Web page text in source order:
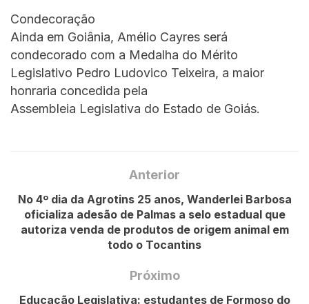
Condecoração
Ainda em Goiânia, Amélio Cayres será
condecorado com a Medalha do Mérito
Legislativo Pedro Ludovico Teixeira, a maior
honraria concedida pela
Assembleia Legislativa do Estado de Goiás.
Anterior
No 4º dia da Agrotins 25 anos, Wanderlei Barbosa
oficializa adesão de Palmas a selo estadual que
autoriza venda de produtos de origem animal em
todo o Tocantins
Próximo
Educação Legislativa: estudantes de Formoso do